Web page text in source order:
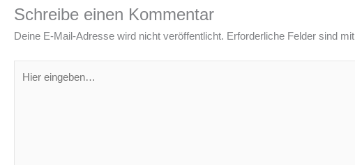
Schreibe einen Kommentar
Deine E-Mail-Adresse wird nicht veröffentlicht. Erforderliche Felder sind mit
eingeben…